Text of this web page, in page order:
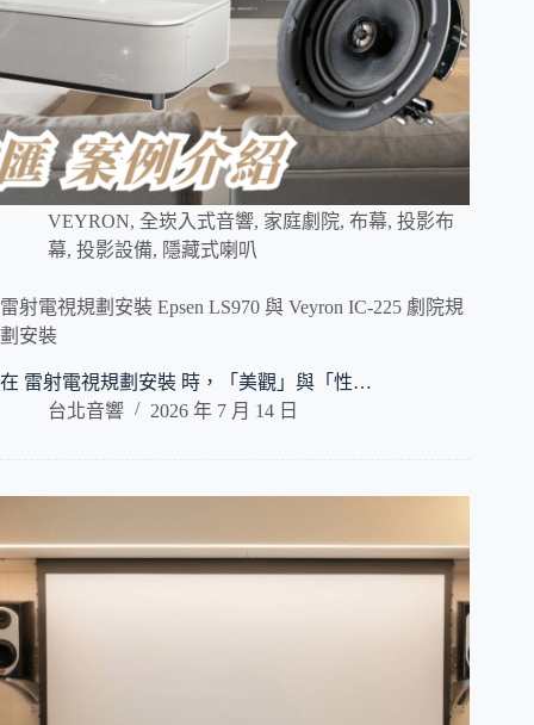
VEYRON, 全崁入式音響, 家庭劇院, 布幕, 投影布
幕, 投影設備, 隱藏式喇叭
雷射電視規劃安裝 Epsen LS970 與 Veyron IC-225 劇院規
劃安裝
在 雷射電視規劃安裝 時，「美觀」與「性…
台北音響
2026 年 7 月 14 日